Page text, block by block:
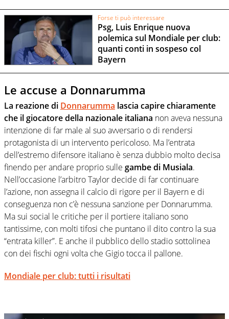
Forse ti può interessare
Psg, Luis Enrique nuova
polemica sul Mondiale per club:
quanti conti in sospeso col
Bayern
Le accuse a Donnarumma
La reazione di Donnarumma lascia capire chiaramente
che il giocatore della nazionale italiana non aveva nessuna
intenzione di far male al suo avversario o di rendersi
protagonista di un intervento pericoloso. Ma l’entrata
dell’estremo difensore italiano è senza dubbio molto decisa
finendo per andare proprio sulle gambe di Musiala.
Nell’occasione l’arbitro Taylor decide di far continuare
l’azione, non assegna il calcio di rigore per il Bayern e di
conseguenza non c’è nessuna sanzione per Donnarumma.
Ma sui social le critiche per il portiere italiano sono
tantissime, con molti tifosi che puntano il dito contro la sua
“entrata killer”. E anche il pubblico dello stadio sottolinea
con dei fischi ogni volta che Gigio tocca il pallone.
Mondiale per club: tutti i risultati